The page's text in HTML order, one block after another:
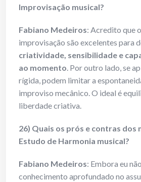
Improvisação musical?
Fabiano Medeiros: Acredito que
improvisação são excelentes para
criatividade, sensibilidade e
ao momento. Por outro lado, se
rígida, podem limitar a
improviso mecânico. O ideal é
liberdade criativa.
26) Quais os prós e contras dos
Estudo de Harmonia musical?
Fabiano Medeiros: Embora eu
conhecimento aprofundado no